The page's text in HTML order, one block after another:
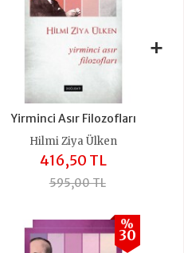
Yirminci Asır Filozofları
Hilmi Ziya Ülken
416,50 TL
595,00 TL
+
%
30